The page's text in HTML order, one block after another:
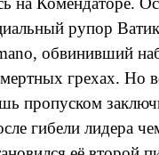
рупор
обвинивший
грехах. Но
пропуском
гибели лидера